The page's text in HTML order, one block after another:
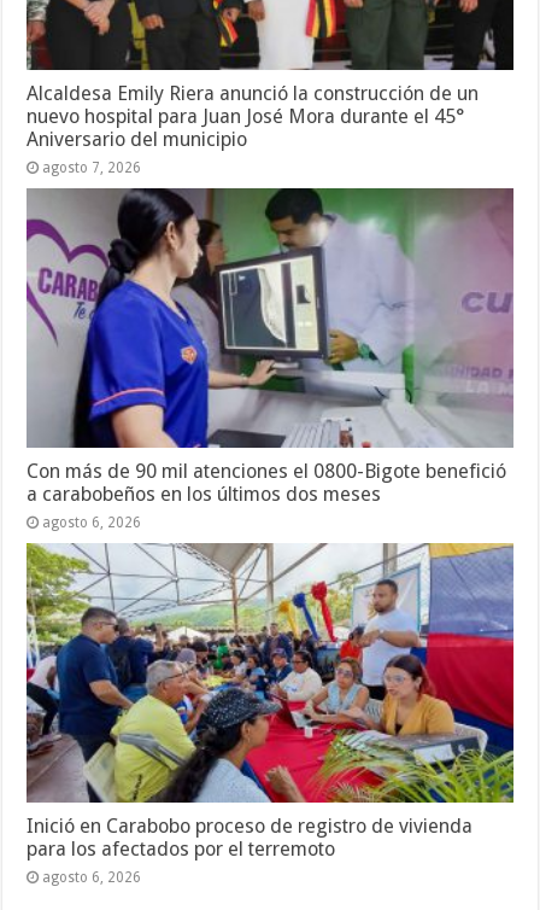
Alcaldesa Emily Riera anunció la construcción de un
nuevo hospital para Juan José Mora durante el 45°
Aniversario del municipio
agosto 7, 2026
Con más de 90 mil atenciones el 0800-Bigote benefició
a carabobeños en los últimos dos meses
agosto 6, 2026
Inició en Carabobo proceso de registro de vivienda
para los afectados por el terremoto
agosto 6, 2026